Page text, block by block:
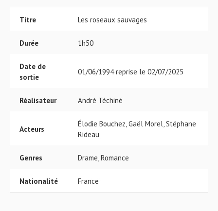
Titre Les roseaux sauvages
Durée 1h50
Date de
sortie
01/06/1994 reprise le 02/07/2025
Réalisateur André Téchiné
Acteurs
Élodie Bouchez, Gaël Morel, Stéphane
Rideau
Genres Drame, Romance
Nationalité France